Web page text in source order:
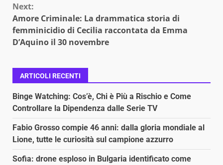
Next:
Amore Criminale: La drammatica storia di
femminicidio di Cecilia raccontata da Emma
D’Aquino il 30 novembre
ARTICOLI RECENTI
Binge Watching: Cos’è, Chi è Più a Rischio e Come
Controllare la Dipendenza dalle Serie TV
Fabio Grosso compie 46 anni: dalla gloria mondiale al
Lione, tutte le curiosità sul campione azzurro
Sofia: drone esploso in Bulgaria identificato come